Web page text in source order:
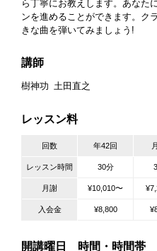
ら丁寧にお教えします。あなた
ンを進めることができます。ク
きな曲を弾いてみましょう!
講師
樹神功 土田直之
レッスン料
回数 年42回
レッスン時間 30分
月謝 ¥10,010〜
入会金 ¥8,800
開講曜日 時間・時間帯